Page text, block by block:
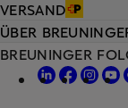
VERSAND
ÜBER
BREUNINGER